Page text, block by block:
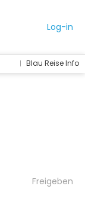
Log-in
Blau Reise Info
Freigeben